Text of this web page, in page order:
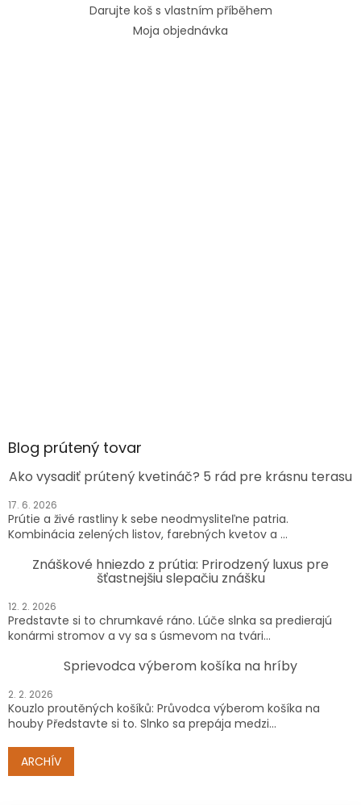
Darujte koš s vlastním příběhem
Moja objednávka
Blog prútený tovar
Ako vysadiť prútený kvetináč? 5 rád pre krásnu terasu
17. 6. 2026
Prútie a živé rastliny k sebe neodmysliteľne patria.
Kombinácia zelených listov, farebných kvetov a ...
Znáškové hniezdo z prútia: Prirodzený luxus pre
šťastnejšiu slepačiu znášku
12. 2. 2026
Predstavte si to chrumkavé ráno. Lúče slnka sa predierajú
konármi stromov a vy sa s úsmevom na tvári...
Sprievodca výberom košíka na hríby
2. 2. 2026
Kouzlo proutěných košíků: Průvodca výberom košíka na
houby Představte si to. Slnko sa prepája medzi...
ARCHÍV